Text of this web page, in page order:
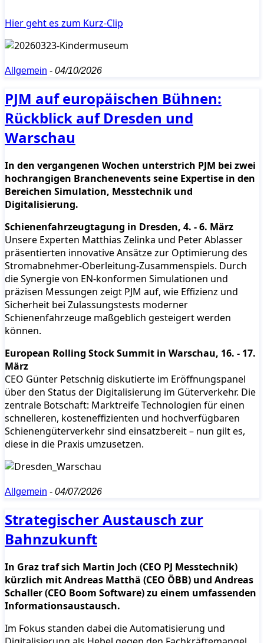
Hier geht es zum Kurz-Clip
Allgemein - 04/10/2026
PJM auf europäischen Bühnen:
Rückblick auf Dresden und
Warschau
In den vergangenen Wochen unterstrich PJM bei zwei
hochrangigen Branchenevents seine Expertise in den
Bereichen Simulation, Messtechnik und
Digitalisierung.
Schienenfahrzeugtagung in Dresden, 4. - 6. März
Unsere Experten Matthias Zelinka und Peter Ablasser
präsentierten innovative Ansätze zur Optimierung des
Stromabnehmer-Oberleitung-Zusammenspiels. Durch
die Synergie von EN-konformen Simulationen und
präzisen Messungen zeigt PJM auf, wie Effizienz und
Sicherheit bei Zulassungstests moderner
Schienenfahrzeuge maßgeblich gesteigert werden
können.
European Rolling Stock Summit in Warschau, 16. - 17.
März
CEO Günter Petschnig diskutierte im Eröffnungspanel
über den Status der Digitalisierung im Güterverkehr. Die
zentrale Botschaft: Marktreife Technologien für einen
schnelleren, kosteneffizienten und hochverfügbaren
Schienengüterverkehr sind einsatzbereit – nun gilt es,
diese in die Praxis umzusetzen.
Allgemein - 04/07/2026
Strategischer Austausch zur
Bahnzukunft
In Graz traf sich Martin Joch (CEO PJ Messtechnik)
kürzlich mit Andreas Matthä (CEO ÖBB) und Andreas
Schaller (CEO Boom Software) zu einem umfassenden
Informationsaustausch.
Im Fokus standen dabei die Automatisierung und